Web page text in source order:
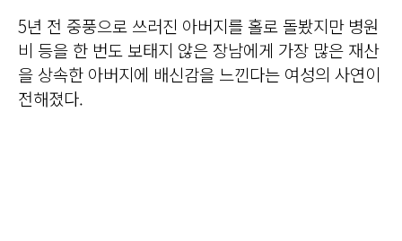
5년 전 중풍으로 쓰러진 아버지를 홀로 돌봤지만 병원
비 등을 한 번도 보태지 않은 장남에게 가장 많은 재산
을 상속한 아버지에 배신감을 느낀다는 여성의 사연이
전해졌다.